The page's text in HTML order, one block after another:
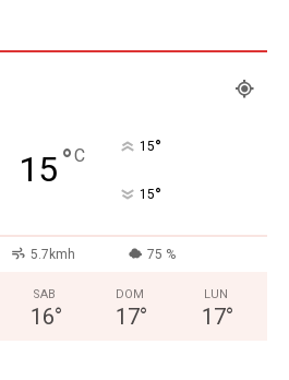
15°C 15°
15°
5.7kmh 75 %
SAB
16°
DOM
17°
LUN
17°